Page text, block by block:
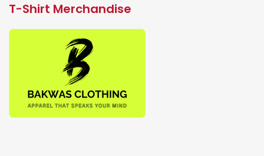
T-Shirt Merchandise